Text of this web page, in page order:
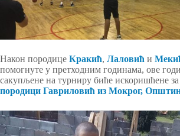
Након породице Кракић, Лаловић и
помогнуте у претходним годинама, ове
сакупљене на турниру биће искоришћене
породици Гавриловић из Мокрог,